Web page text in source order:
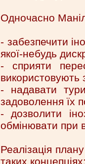
Одночасно
- забезпечити
якої-небудь
- сприяти
використовують
- надавати
задоволення їх
- дозволити
обмінювати при
Реалізація
таких